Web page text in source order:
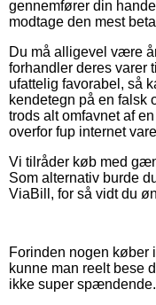
gennemfører din
modtage den mest
Du må alligevel være
forhandler deres varer
ufattelig favorabel, så
kendetegn på en falsk
trods alt omfavnet af
overfor fup internet
Vi tilråder køb med
Som alternativ burde
ViaBill, for så vidt du
Forinden nogen køber
kunne man reelt bese
ikke super spændende.